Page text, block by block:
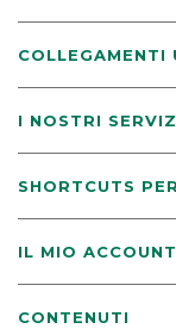
COLLEGAMENTI
I NOSTRI
SHORTCUTS
IL MIO ACCOUNT
CONTENUTI